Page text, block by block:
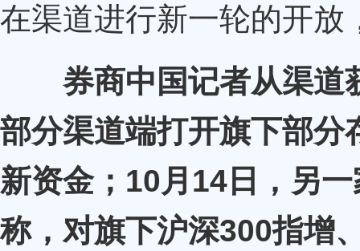
在渠道进行新一轮的开放
券商中国记者从渠道
部分渠道端打开旗下部分
新资金；10月14日，另
称，对旗下沪深300指增